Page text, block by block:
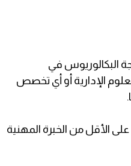
البكالوريوس في
الإدارية أو أي تخصص
3 سنوات على الأقل من الخبرة المهنية